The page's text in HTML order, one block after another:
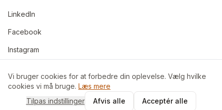
LinkedIn
Facebook
Instagram
©2026BoligByt ApS. Alle rettigheder forbeholdes.
Made in Denmark
Vi bruger cookies for at forbedre din oplevelse. Vælg hvilke
cookies vi må bruge. Læs mere
Tilpas indstillinger
Afvis alle Acceptér alle